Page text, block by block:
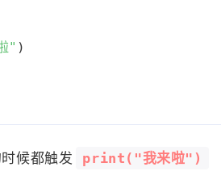
" )
时候都触发 print("我来啦")